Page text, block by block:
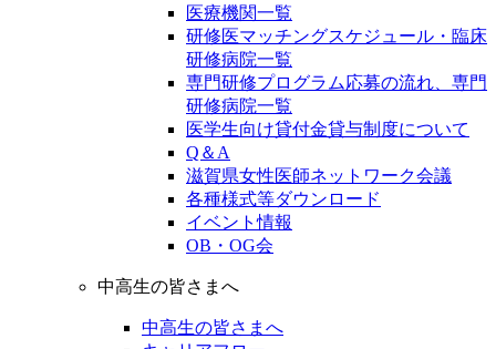
医療機関一覧
研修医マッチングスケジュール・臨床
研修病院一覧
専門研修プログラム応募の流れ、専門
研修病院一覧
医学生向け貸付金貸与制度について
Q＆A
滋賀県女性医師ネットワーク会議
各種様式等ダウンロード
イベント情報
OB・OG会
中高生の皆さまへ
中高生の皆さまへ